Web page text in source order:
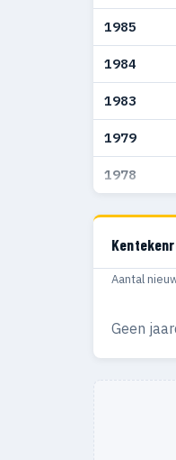
1985
1984
1983
1979
1978
Aantal
Geen